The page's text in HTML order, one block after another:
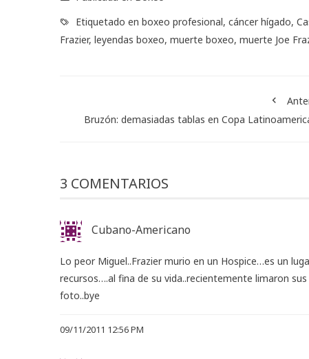
Etiquetado en boxeo profesional, cáncer hígado,
Frazier, leyendas boxeo, muerte boxeo, muerte Joe
Bruzón: demasiadas tablas en Copa
3 COMENTARIOS
Cubano-Americano
Lo peor Miguel..Frazier murio en un Hospice…es un
recursos….al fina de su vida..recientemente limaron
foto..bye
09/11/2011 12:56 PM